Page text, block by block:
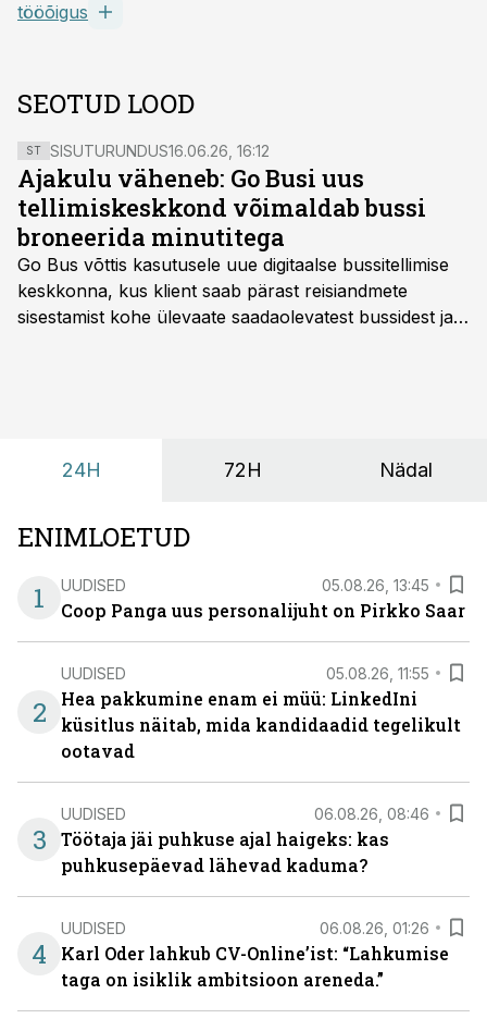
tööõigus
SEOTUD LOOD
ST SISUTURUNDUS16.06.26, 16:12
Ajakulu väheneb: Go Busi uus
tellimiskeskkond võimaldab bussi
broneerida minutitega
Go Bus võttis kasutusele uue digitaalse bussitellimise
keskkonna, kus klient saab pärast reisiandmete
sisestamist kohe ülevaate saadaolevatest bussidest ja
24H 72H Nädal
ENIMLOETUD
1
UUDISED 05.08.26, 13:45
Coop Panga uus personalijuht on Pirkko Saar
2
UUDISED 05.08.26, 11:55
Hea pakkumine enam ei müü: LinkedIni
küsitlus näitab, mida kandidaadid tegelikult
ootavad
3
UUDISED 06.08.26, 08:46
Töötaja jäi puhkuse ajal haigeks: kas
puhkusepäevad lähevad kaduma?
4
UUDISED 06.08.26, 01:26
Karl Oder lahkub CV-Online’ist: “Lahkumise
taga on isiklik ambitsioon areneda.”